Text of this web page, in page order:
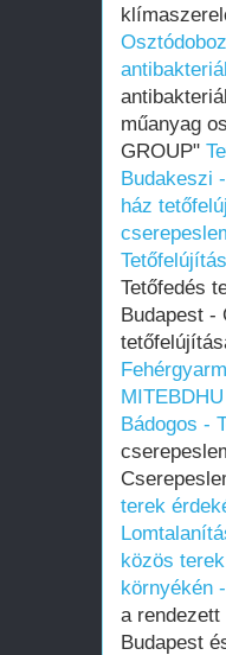
műanyag
GROUP"
Budakeszi
ház
Tetőfedés
Budapest -
MITEBDHU
Bádogos -
terek
közös
környékén
a
Budapest